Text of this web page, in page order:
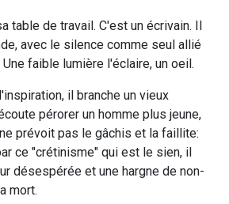
table de travail. C'est un écrivain. Il
avec le silence comme seul allié
faible lumière l'éclaire, un oeil.
il branche un vieux
pérorer un homme plus jeune,
prévoit pas le gâchis et la faillite:
ce "crétinisme" qui est le sien, il
désespérée et une hargne de non-
mort.